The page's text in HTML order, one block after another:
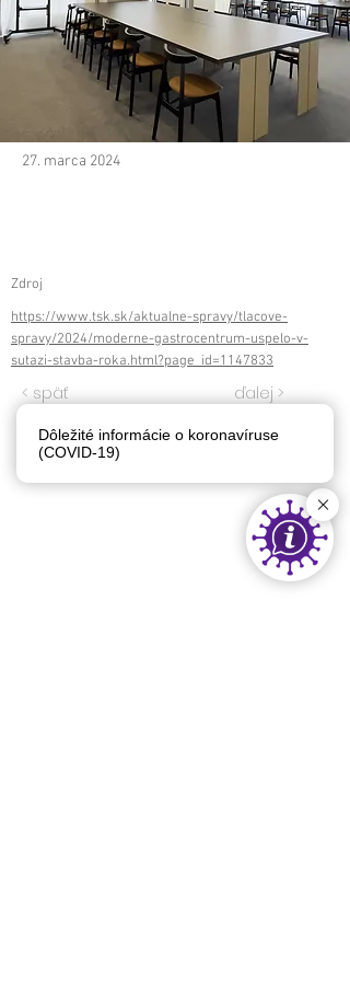
27. marca 2024
Zdroj
https://www.tsk.sk/aktualne-spravy/tlacove-
spravy/2024/moderne-gastrocentrum-uspelo-v-
sutazi-stavba-roka.html?page_id=1147833
< späť ďalej >
Dôležité informácie o koronavíruse
(COVID-19)